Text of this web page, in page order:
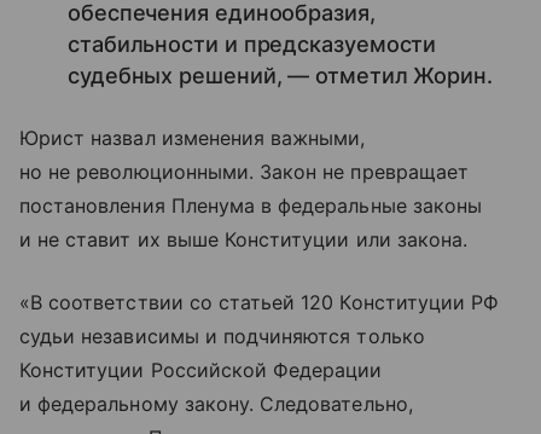
обеспечения единообразия,
стабильности и предсказуемости
судебных решений, — отметил Жорин.
Юрист назвал изменения важными,
но не революционными. Закон не превращает
постановления Пленума в федеральные законы
и не ставит их выше Конституции или закона.
«В соответствии со статьей 120 Конституции РФ
судьи независимы и подчиняются только
Конституции Российской Федерации
и федеральному закону. Следовательно,